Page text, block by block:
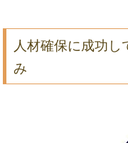
人材確保に成功し
み